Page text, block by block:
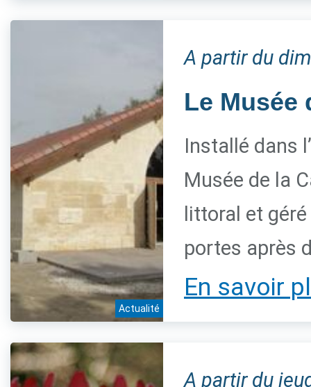
Actualité
A partir du
Le Musée
Installé dans
Musée de la
littoral et
portes après
En savoir
A partir du